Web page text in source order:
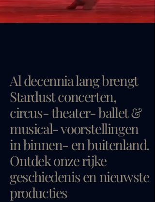
Al decennia lang brengt
Stardust concerten,
circus- theater- ballet &
musical- voorstellingen
in binnen- en buitenland.
Ontdek onze rijke
geschiedenis en nieuwste
producties